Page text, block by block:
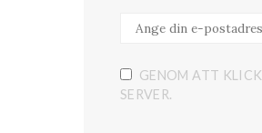
GENOM ATT
SERVER.